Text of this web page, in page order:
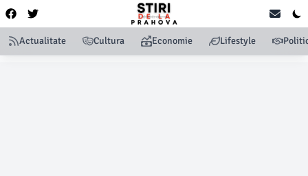
Actualitate Cultura Economie Lifestyle